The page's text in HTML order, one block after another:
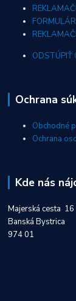
ODSTÚPIŤ
Ochrana
Obchodné
Ochrana
Kde nás
Majerská cesta 16
Banská Bystrica
974 01